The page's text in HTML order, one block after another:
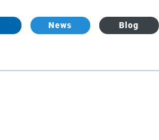
News Blog